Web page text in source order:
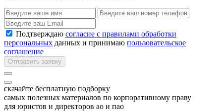
Подтверждаю согласие с правилами обработки
персональных данных и принимаю пользовательское
соглашение
Отправить заявку
скачайте бесплатную подборку
самых полезных материалов по корпоративному праву
для юристов и директоров ао и пао